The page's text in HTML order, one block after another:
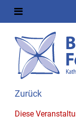
Zurück
Diese